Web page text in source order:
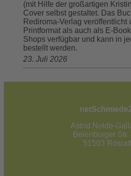
(mit Hilfe der großartigen
Cover selbst gestaltet. Das
Rediroma-Verlag veröffentlicht
Printformat als auch als E-
Shops verfügbar und kann in
bestellt werden.
23. Juli 2026
Astrid Nolde-
Beienburger Str.
51503